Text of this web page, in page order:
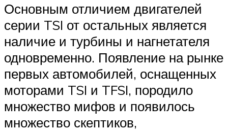
Основным отличием двигателей
серии TSI от остальных является
наличие и турбины и нагнетателя
одновременно. Появление на рынке
первых автомобилей, оснащенных
моторами TSI и TFSI, породило
множество мифов и появилось
множество скептиков,